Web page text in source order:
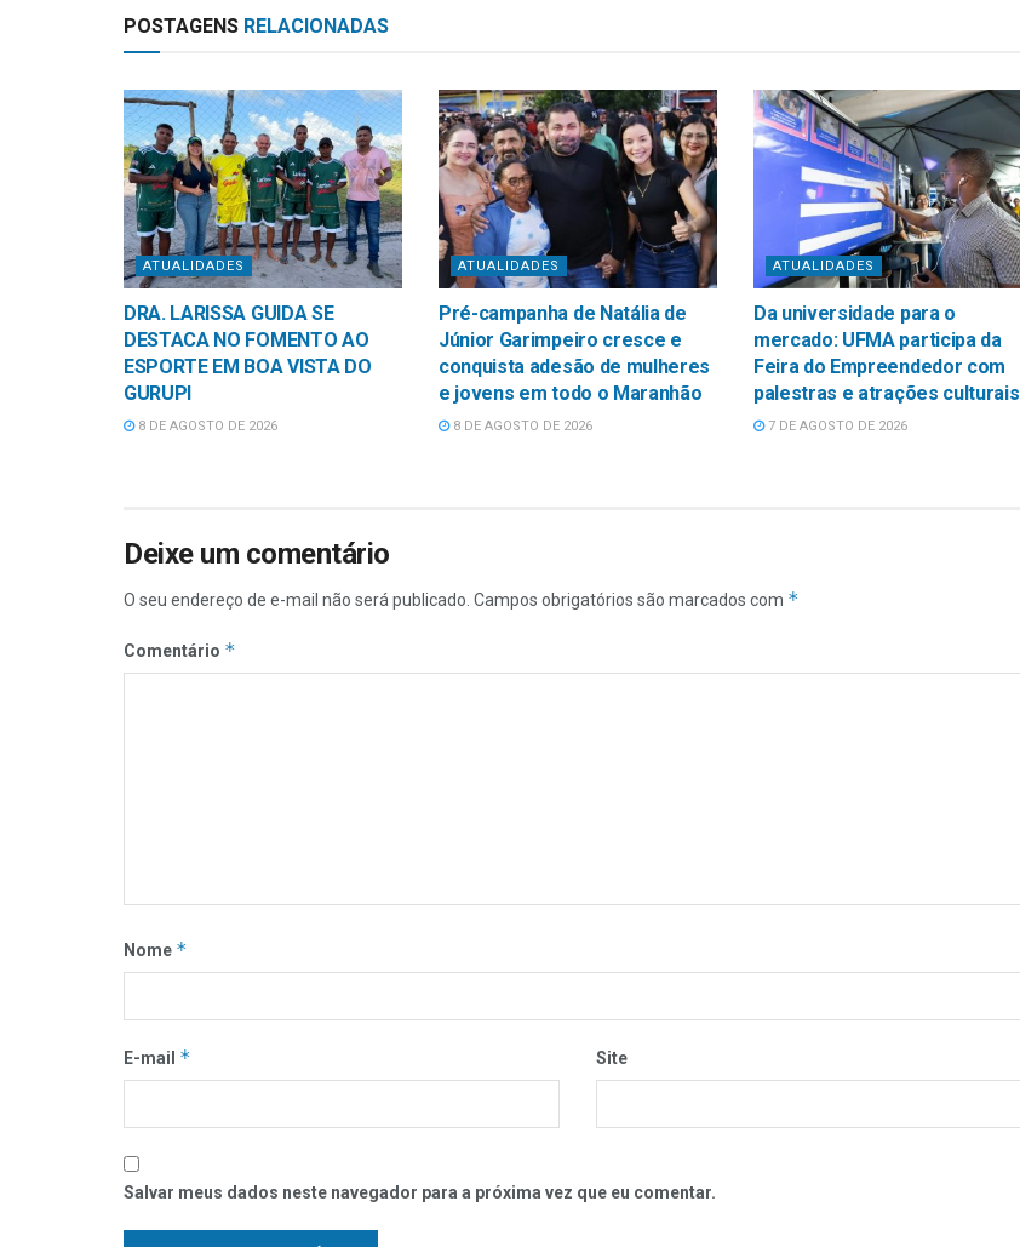
POSTAGENS RELACIONADAS
ATUALIDADES
DRA. LARISSA GUIDA SE
DESTACA NO FOMENTO AO
ESPORTE EM BOA VISTA DO
GURUPI
8 DE AGOSTO DE 2026
ATUALIDADES
Pré-campanha de Natália de
Júnior Garimpeiro cresce e
conquista adesão de mulheres
e jovens em todo o Maranhão
8 DE AGOSTO DE 2026
ATUALIDADES
Da universidade para o
mercado: UFMA participa da
Feira do Empreendedor com
palestras e atrações culturais
7 DE AGOSTO DE 2026
Deixe um comentário
O seu endereço de e-mail não será publicado. Campos obrigatórios são marcados com *
Comentário *
Nome *
E-mail * Site
Salvar meus dados neste navegador para a próxima vez que eu comentar.